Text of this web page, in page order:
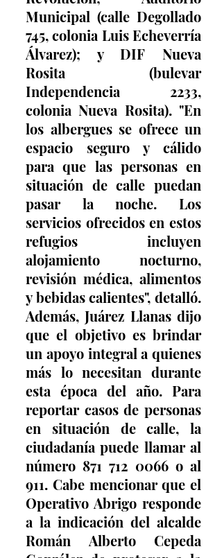
Municipal (calle Degollado
745, colonia Luis Echeverría
Álvarez); y DIF Nueva
Rosita (bulevar
Independencia 2233,
colonia Nueva Rosita). "En
los albergues se ofrece un
espacio seguro y cálido
para que las personas en
situación de calle puedan
pasar la noche. Los
servicios ofrecidos en estos
refugios incluyen
alojamiento nocturno,
revisión médica, alimentos
y bebidas calientes", detalló.
Además, Juárez Llanas dijo
que el objetivo es brindar
un apoyo integral a quienes
más lo necesitan durante
esta época del año. Para
reportar casos de personas
en situación de calle, la
ciudadanía puede llamar al
número 871 712 0066 o al
911. Cabe mencionar que el
Operativo Abrigo responde
a la indicación del alcalde
Román Alberto Cepeda